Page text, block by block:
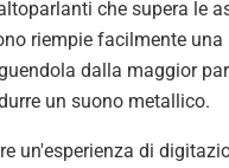
che supera le
riempie facilmente
dalla maggior
un suono metallico.
un'esperienza di